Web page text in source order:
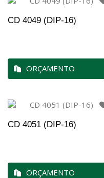
CD 4049 (DIP-16)
ORÇAMENTO
CD 4051 (DIP-16)
ORÇAMENTO